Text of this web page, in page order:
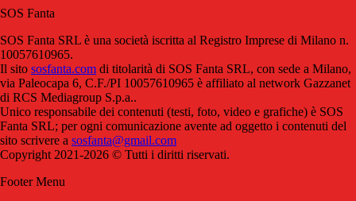
SOS Fanta
SOS Fanta SRL è una società iscritta al Registro Imprese di Milano n.
10057610965.
Il sito sosfanta.com di titolarità di SOS Fanta SRL, con sede a Milano,
via Paleocapa 6, C.F./PI 10057610965 è affiliato al network Gazzanet
di RCS Mediagroup S.p.a..
Unico responsabile dei contenuti (testi, foto, video e grafiche) è SOS
Fanta SRL; per ogni comunicazione avente ad oggetto i contenuti del
sito scrivere a sosfanta@gmail.com
Copyright 2021-2026 © Tutti i diritti riservati.
Footer Menu